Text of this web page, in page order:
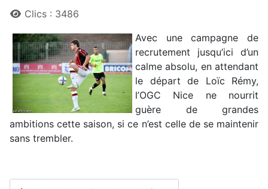
Clics : 3486
Avec une campagne de
recrutement jusqu’ici d’un
calme absolu, en attendant
le départ de Loïc Rémy,
l’OGC Nice ne nourrit
guère de grandes
ambitions cette saison, si ce n’est celle de se maintenir
sans trembler.